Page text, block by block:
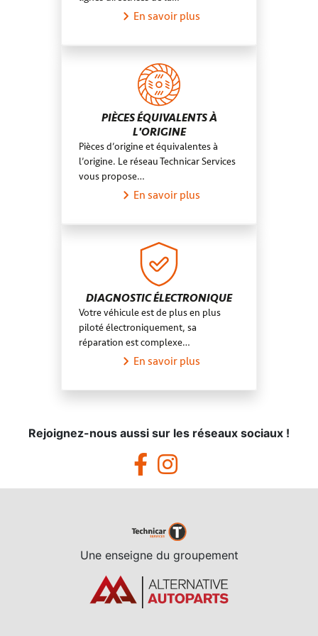
En savoir plus
PIÈCES ÉQUIVALENTS À
L'ORIGINE
Pièces d’origine et équivalentes à
l’origine. Le réseau Technicar Services
vous propose…
En savoir plus
DIAGNOSTIC ÉLECTRONIQUE
Votre véhicule est de plus en plus
piloté électroniquement, sa
réparation est complexe…
En savoir plus
Rejoignez-nous aussi sur les réseaux sociaux !
Une enseigne du groupement